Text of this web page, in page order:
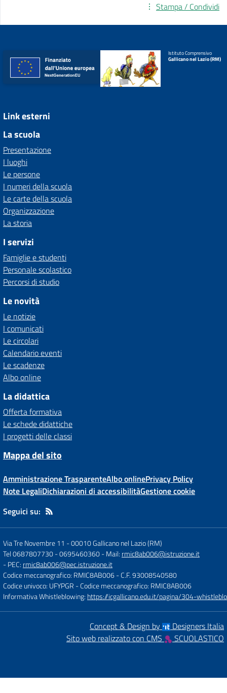
Stampa / Condividi
Istituto Comprensivo
Gallicano nel Lazio (RM)
Link esterni
La scuola
Presentazione
I luoghi
Le persone
I numeri della scuola
Le carte della scuola
Organizzazione
La storia
I servizi
Famiglie e studenti
Personale scolastico
Percorsi di studio
Le novità
Le notizie
I comunicati
Le circolari
Calendario eventi
Le scadenze
Albo online
La didattica
Offerta formativa
Le schede didattiche
I progetti delle classi
Mappa del sito
Amministrazione TrasparenteAlbo onlinePrivacy Policy
Note LegaliDichiarazioni di accessibilitàGestione cookie
Seguici su:
Via Tre Novembre 11 -00010 Gallicano nel Lazio (RM)
Tel 0687807730 - 0695460360- Mail: rmic8ab006@istruzione.it
- PEC: rmic8ab006@pec.istruzione.it
Codice meccanografico: RMIC8AB006- C.F. 93008540580
Codice univoco: UFYPGR - Codice meccanografico: RMIC8AB006
Informativa Whistleblowing: https://icgallicano.edu.it/pagina/304-
Concept & Design by
Designers Italia
Sito web realizzato con CMS
SCUOLASTICO